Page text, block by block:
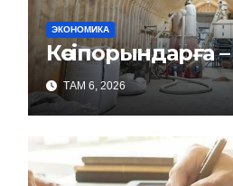
ЭКОНОМИКА
ТАМ 6, 2026